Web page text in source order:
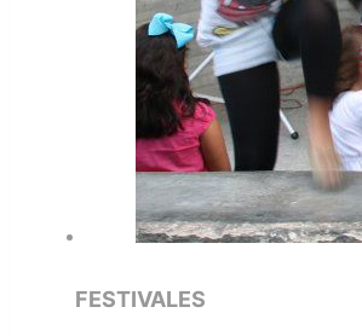
FESTIVALES